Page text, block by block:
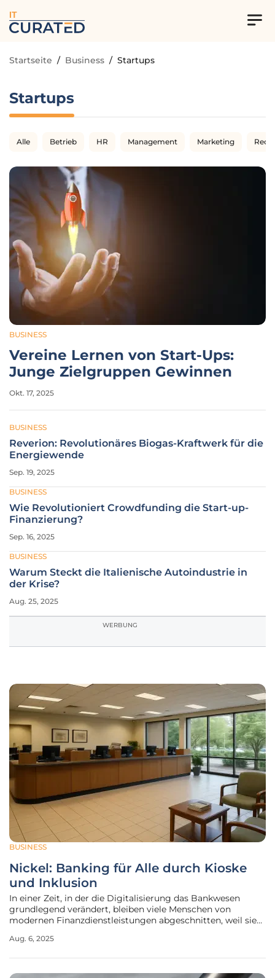
IT
Startseite / Business / Startups
Startups
Alle Betrieb HR Management Marketing
BUSINESS
Vereine Lernen von Start-Ups:
Junge Zielgruppen Gewinnen
Okt. 17, 2025
BUSINESS
Reverion: Revolutionäres Biogas-Kraftwerk für die
Energiewende
Sep. 19, 2025
BUSINESS
Wie Revolutioniert Crowdfunding die Start-up-
Finanzierung?
Sep. 16, 2025
BUSINESS
Warum Steckt die Italienische Autoindustrie in
der Krise?
Aug. 25, 2025
WERBUNG
BUSINESS
Nickel: Banking für Alle durch Kioske
und Inklusion
In einer Zeit, in der die Digitalisierung das Bankwesen
grundlegend verändert, bleiben viele Menschen von
modernen Finanzdienstleistungen abgeschnitten, weil sie
die komplexen Anforderungen traditioneller Banken nicht
Aug. 6, 2025